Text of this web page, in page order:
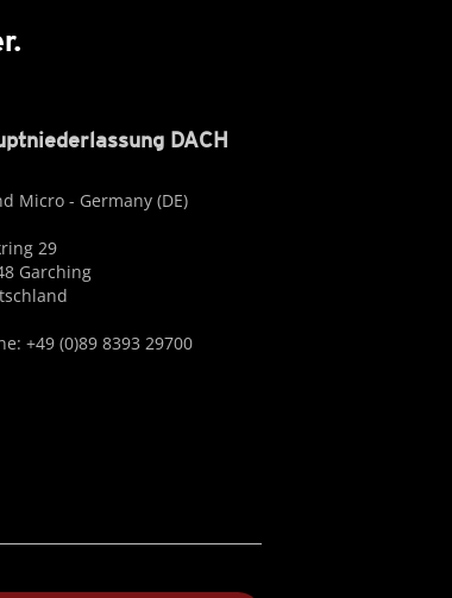
DACH
Micro - Germany (DE)
29
Garching
+49 (0)89 8393 29700